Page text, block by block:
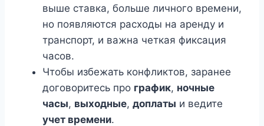
выше ставка, больше личного времени,
но появляются расходы на аренду и
транспорт, и важна четкая фиксация
часов.
Чтобы избежать конфликтов, заранее
договоритесь про график, ночные
часы, выходные, доплаты и ведите
учет времени.